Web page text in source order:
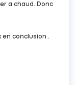
a chaud. Donc
conclusion .